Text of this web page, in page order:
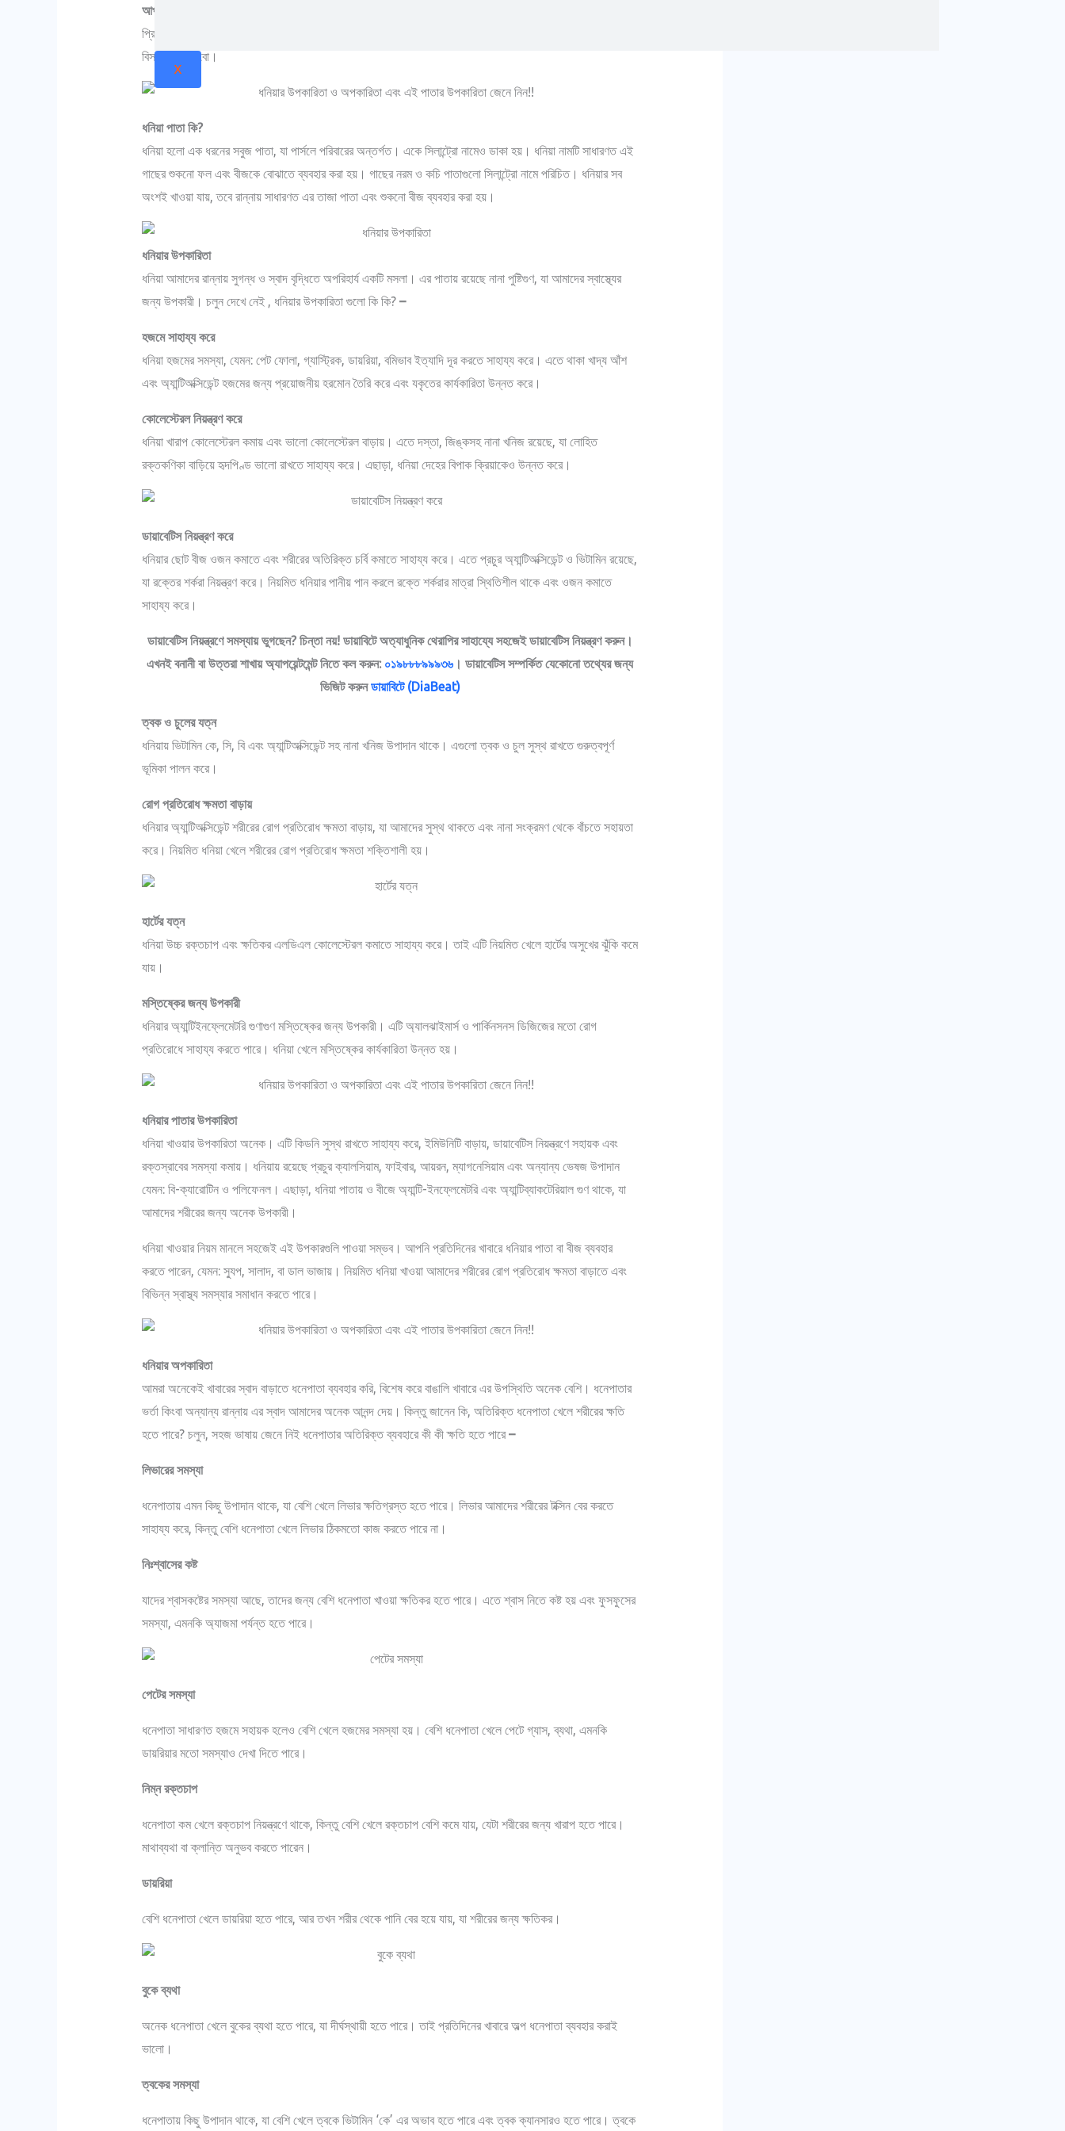
X
আপনারা সবাই ধনিয়া ব্যবহার করেন, তাই না?
প্রিয়। কিন্তু এই ছোট্ট সবুজ পাতার মধ্যে রয়েছে,
বিস্তারিত জানবো।
ধনিয়া পাতা কি?
ধনিয়া হলো এক ধরনের সবুজ পাতা, যা পার্সলে পরিবারের অন্তর্গত। একে সিলান্ট্রো নামেও ডাকা হয়। ধনিয়া নামটি সাধারণত এই
গাছের শুকনো ফল এবং বীজকে বোঝাতে ব্যবহার করা হয়। গাছের নরম ও কচি পাতাগুলো সিলান্ট্রো নামে পরিচিত। ধনিয়ার সব
অংশই খাওয়া যায়, তবে রান্নায় সাধারণত এর তাজা পাতা এবং শুকনো বীজ ব্যবহার করা হয়।
ধনিয়ার উপকারিতা
ধনিয়া আমাদের রান্নায় সুগন্ধ ও স্বাদ বৃদ্ধিতে অপরিহার্য একটি মসলা। এর পাতায় রয়েছে নানা পুষ্টিগুণ, যা আমাদের স্বাস্থ্যের
জন্য উপকারী। চলুন দেখে নেই , ধনিয়ার উপকারিতা গুলো কি কি? –
হজমে সাহায্য করে
ধনিয়া হজমের সমস্যা, যেমন: পেট ফোলা, গ্যাস্ট্রিক, ডায়রিয়া, বমিভাব ইত্যাদি দূর করতে সাহায্য করে। এতে থাকা খাদ্য আঁশ
এবং অ্যান্টিঅক্সিডেন্ট হজমের জন্য প্রয়োজনীয় হরমোন তৈরি করে এবং যকৃতের কার্যকারিতা উন্নত করে।
কোলেস্টেরল নিয়ন্ত্রণ করে
ধনিয়া খারাপ কোলেস্টেরল কমায় এবং ভালো কোলেস্টেরল বাড়ায়। এতে দস্তা, জিঙ্কসহ নানা খনিজ রয়েছে, যা লোহিত
রক্তকণিকা বাড়িয়ে হৃদপিণ্ড ভালো রাখতে সাহায্য করে। এছাড়া, ধনিয়া দেহের বিপাক ক্রিয়াকেও উন্নত করে।
ডায়াবেটিস নিয়ন্ত্রণ করে
ধনিয়ার ছোট বীজ ওজন কমাতে এবং শরীরের অতিরিক্ত চর্বি কমাতে সাহায্য করে। এতে প্রচুর অ্যান্টিঅক্সিডেন্ট ও ভিটামিন রয়েছে,
যা রক্তের শর্করা নিয়ন্ত্রণ করে। নিয়মিত ধনিয়ার পানীয় পান করলে রক্তে শর্করার মাত্রা স্থিতিশীল থাকে এবং ওজন কমাতে
সাহায্য করে।
ডায়াবেটিস নিয়ন্ত্রণে সমস্যায় ভুগছেন? চিন্তা নয়! ডায়াবিটে অত্যাধুনিক থেরাপির সাহায্যে সহজেই ডায়াবেটিস নিয়ন্ত্রণ করুন।
এখনই বনানী বা উত্তরা শাখায় অ্যাপয়েন্টমেন্ট নিতে কল করুন: ০১৯৮৮৮৯৯৯৩৬ । ডায়াবেটিস সম্পর্কিত যেকোনো তথ্যের জন্য
ভিজিট করুনডায়াবিটে (DiaBeat)
ত্বক ও চুলের যত্ন
ধনিয়ায় ভিটামিন কে, সি, বি এবং অ্যান্টিঅক্সিডেন্ট সহ নানা খনিজ উপাদান থাকে। এগুলো ত্বক ও চুল সুস্থ রাখতে গুরুত্বপূর্ণ
ভূমিকা পালন করে।
রোগ প্রতিরোধ ক্ষমতা বাড়ায়
ধনিয়ার অ্যান্টিঅক্সিডেন্ট শরীরের রোগ প্রতিরোধ ক্ষমতা বাড়ায়, যা আমাদের সুস্থ থাকতে এবং নানা সংক্রমণ থেকে বাঁচতে সহায়তা
করে। নিয়মিত ধনিয়া খেলে শরীরের রোগ প্রতিরোধ ক্ষমতা শক্তিশালী হয়।
হার্টের যত্ন
ধনিয়া উচ্চ রক্তচাপ এবং ক্ষতিকর এলডিএল কোলেস্টেরল কমাতে সাহায্য করে। তাই এটি নিয়মিত খেলে হার্টের অসুখের ঝুঁকি কমে
যায়।
মস্তিষ্কের জন্য উপকারী
ধনিয়ার অ্যান্টিইনফ্লেমেটরি গুণাগুণ মস্তিষ্কের জন্য উপকারী। এটি অ্যালঝাইমার্স ও পার্কিনসনস ডিজিজের মতো রোগ
প্রতিরোধে সাহায্য করতে পারে। ধনিয়া খেলে মস্তিষ্কের কার্যকারিতা উন্নত হয়।
ধনিয়ার পাতার উপকারিতা
ধনিয়া খাওয়ার উপকারিতা অনেক। এটি কিডনি সুস্থ রাখতে সাহায্য করে, ইমিউনিটি বাড়ায়, ডায়াবেটিস নিয়ন্ত্রণে সহায়ক এবং
রক্তস্রাবের সমস্যা কমায়। ধনিয়ায় রয়েছে প্রচুর ক্যালসিয়াম, ফাইবার, আয়রন, ম্যাগনেসিয়াম এবং অন্যান্য ভেষজ উপাদান
যেমন: বি-ক্যারোটিন ও পলিফেনল। এছাড়া, ধনিয়া পাতায় ও বীজে অ্যান্টি-ইনফ্লেমেটরি এবং অ্যান্টিব্যাকটেরিয়াল গুণ থাকে, যা
আমাদের শরীরের জন্য অনেক উপকারী।
ধনিয়া খাওয়ার নিয়ম মানলে সহজেই এই উপকারগুলি পাওয়া সম্ভব। আপনি প্রতিদিনের খাবারে ধনিয়ার পাতা বা বীজ ব্যবহার
করতে পারেন, যেমন: স্যুপ, সালাদ, বা ডাল ভাজায়। নিয়মিত ধনিয়া খাওয়া আমাদের শরীরের রোগ প্রতিরোধ ক্ষমতা বাড়াতে এবং
বিভিন্ন স্বাস্থ্য সমস্যার সমাধান করতে পারে।
ধনিয়ার অপকারিতা
আমরা অনেকেই খাবারের স্বাদ বাড়াতে ধনেপাতা ব্যবহার করি, বিশেষ করে বাঙালি খাবারে এর উপস্থিতি অনেক বেশি। ধনেপাতার
ভর্তা কিংবা অন্যান্য রান্নায় এর স্বাদ আমাদের অনেক আনন্দ দেয়। কিন্তু জানেন কি, অতিরিক্ত ধনেপাতা খেলে শরীরের ক্ষতি
হতে পারে? চলুন, সহজ ভাষায় জেনে নিই ধনেপাতার অতিরিক্ত ব্যবহারে কী কী ক্ষতি হতে পারে–
লিভারের সমস্যা
ধনেপাতায় এমন কিছু উপাদান থাকে, যা বেশি খেলে লিভার ক্ষতিগ্রস্ত হতে পারে। লিভার আমাদের শরীরের টক্সিন বের করতে
সাহায্য করে, কিন্তু বেশি ধনেপাতা খেলে লিভার ঠিকমতো কাজ করতে পারে না।
নিঃশ্বাসের কষ্ট
যাদের শ্বাসকষ্টের সমস্যা আছে, তাদের জন্য বেশি ধনেপাতা খাওয়া ক্ষতিকর হতে পারে। এতে শ্বাস নিতে কষ্ট হয় এবং ফুসফুসের
সমস্যা, এমনকি অ্যাজমা পর্যন্ত হতে পারে।
পেটের সমস্যা
ধনেপাতা সাধারণত হজমে সহায়ক হলেও বেশি খেলে হজমের সমস্যা হয়। বেশি ধনেপাতা খেলে পেটে গ্যাস, ব্যথা, এমনকি
ডায়রিয়ার মতো সমস্যাও দেখা দিতে পারে।
নিম্ন রক্তচাপ
ধনেপাতা কম খেলে রক্তচাপ নিয়ন্ত্রণে থাকে, কিন্তু বেশি খেলে রক্তচাপ বেশি কমে যায়, যেটা শরীরের জন্য খারাপ হতে পারে।
মাথাব্যথা বা ক্লান্তি অনুভব করতে পারেন।
ডায়রিয়া
বেশি ধনেপাতা খেলে ডায়রিয়া হতে পারে, আর তখন শরীর থেকে পানি বের হয়ে যায়, যা শরীরের জন্য ক্ষতিকর।
বুকে ব্যথা
অনেক ধনেপাতা খেলে বুকের ব্যথা হতে পারে, যা দীর্ঘস্থায়ী হতে পারে। তাই প্রতিদিনের খাবারে অল্প ধনেপাতা ব্যবহার করাই
ভালো।
ত্বকের সমস্যা
ধনেপাতায় কিছু উপাদান থাকে, যা বেশি খেলে ত্বকে ভিটামিন ‘কে’ এর অভাব হতে পারে এবং ত্বক ক্যানসারও হতে পারে। ত্বকে